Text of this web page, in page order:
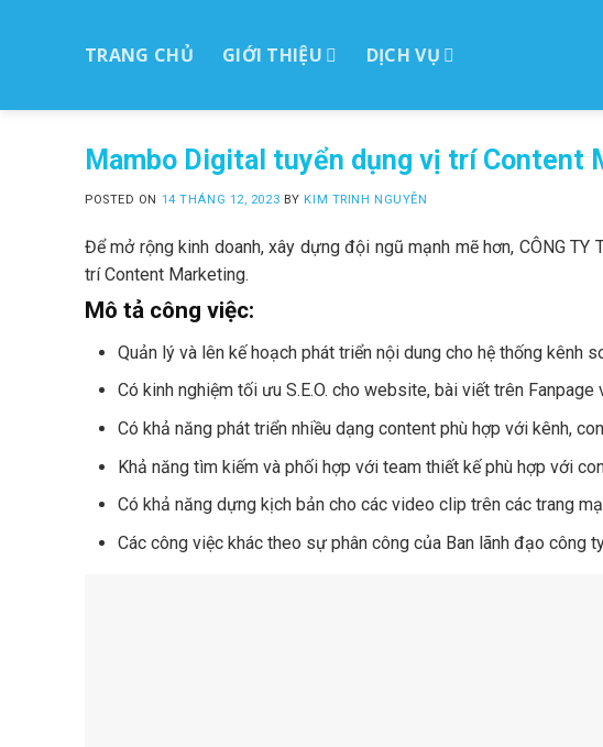
TRANG CHỦ GIỚI THIỆU DỊCH VỤ
Mambo Digital tuyển dụng vị trí Content
POSTED ON 14 THÁNG 12, 2023 BY KIM TRINH NGUYỄN
Để mở rộng kinh doanh, xây dựng đội ngũ mạnh mẽ hơn, CÔNG TY
trí Content Marketing.
Mô tả công việc:
Quản lý và lên kế hoạch phát triển nội dung cho hệ thống kênh
Có kinh nghiệm tối ưu S.E.O. cho website, bài viết trên
Có khả năng phát triển nhiều dạng content phù hợp với kênh,
Khả năng tìm kiếm và phối hợp với team thiết kế phù hợp với
Có khả năng dựng kịch bản cho các video clip trên các trang
Các công việc khác theo sự phân công của Ban lãnh đạo công